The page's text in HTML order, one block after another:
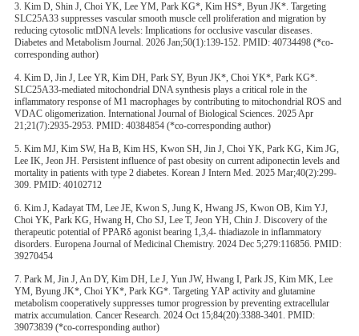
3. Kim D, Shin J, Choi YK, Lee YM, Park KG*, Kim HS*, Byun JK*. Targeting
SLC25A33 suppresses vascular smooth muscle cell proliferation and migration by
reducing cytosolic mtDNA levels: Implications for occlusive vascular diseases.
Diabetes and Metabolism Journal. 2026 Jan;50(1):139-152. PMID: 40734498 (*co-
corresponding author)
4. Kim D, Jin J, Lee YR, Kim DH, Park SY, Byun JK*, Choi YK*, Park KG*.
SLC25A33-mediated mitochondrial DNA synthesis plays a critical role in the
inflammatory response of M1 macrophages by contributing to mitochondrial ROS and
VDAC oligomerization. International Journal of Biological Sciences. 2025 Apr
21;21(7):2935-2953. PMID: 40384854 (*co-corresponding author)
5. Kim MJ, Kim SW, Ha B, Kim HS, Kwon SH, Jin J, Choi YK, Park KG, Kim JG,
Lee IK, Jeon JH. Persistent influence of past obesity on current adiponectin levels and
mortality in patients with type 2 diabetes. Korean J Intern Med. 2025 Mar;40(2):299-
309. PMID: 40102712
6. Kim J, Kadayat TM, Lee JE, Kwon S, Jung K, Hwang JS, Kwon OB, Kim YJ,
Choi YK, Park KG, Hwang H, Cho SJ, Lee T, Jeon YH, Chin J. Discovery of the
therapeutic potential of PPARδ agonist bearing 1,3,4- thiadiazole in inflammatory
disorders. Europena Journal of Medicinal Chemistry. 2024 Dec 5;279:116856. PMID:
39270454
7. Park M, Jin J, An DY, Kim DH, Le J, Yun JW, Hwang I, Park JS, Kim MK, Lee
YM, Byung JK*, Choi YK*, Park KG*. Targeting YAP activity and glutamine
metabolism cooperatively suppresses tumor progression by preventing extracellular
matrix accumulation. Cancer Research. 2024 Oct 15;84(20):3388-3401. PMID:
39073839 (*co-corresponding author)